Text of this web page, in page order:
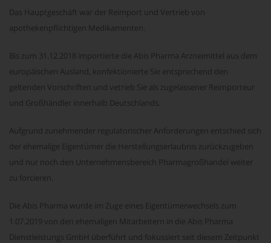
Das Hauptgeschäft war der Reimport und Vertrieb von
apothekenpflichtigen Medikamenten.
Bis zum 31.12.2018 importierte die Abis Pharma Arzneimittel aus dem
europäischen Ausland, konfektionierte Sie entsprechend den
geltenden Vorschriften und vetrieb Sie als zugelassener Reimporteur
und Großhändler innerhalb Deutschlands.
Aufgrund zunehmender regulatorischer Anforderungen entschied sich
der ehemalige Eigentümer die Herstellungserlaubnis zurückzugeben
und nur noch den Unternehmensbereich Pharmagroßhandel weiter
zu forcieren.
Die Abis Pharma wurde im Zuge eines Eigentümerwechsels zum
1.07.2019 von den ehemaligen Mitarbeitern in die Abis Pharma
Dienstleistungs GmbH überführt und fokussiert seit diesem Zeitpunkt